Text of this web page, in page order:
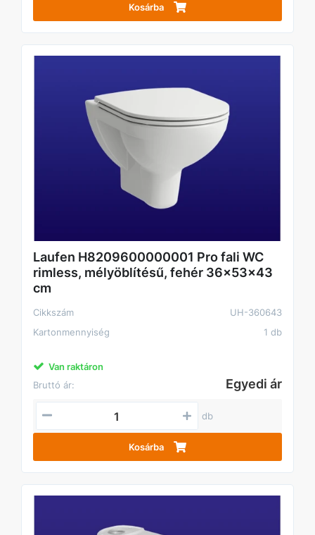
Kosárba
Laufen H8209600000001 Pro fali WC
rimless, mélyöblítésű, fehér 36x53x43
cm
Cikkszám
UH-360643
Kartonmennyiség
1 db
Van raktáron
Bruttó ár:
Egyedi ár
db
Kosárba